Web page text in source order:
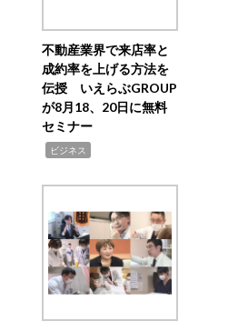
不動産業界で来店率と
成約率を上げる方法を
伝授 いえらぶGROUP
が8月18、20日に無料
セミナー
ビジネス